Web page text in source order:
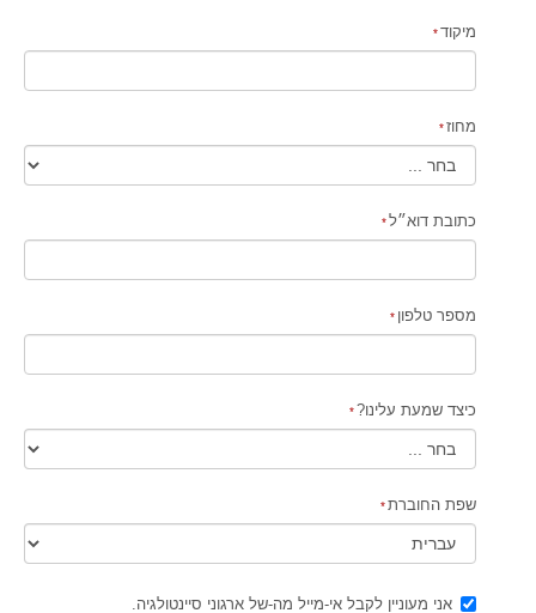
מיקוד
מחוז
כתובת דוא״ל
מספר טלפון
כיצד שמעת עלינו?
שפת החוברת
אני מעוניין לקבל אי-מייל מה-של ארגוני סיינטולגיה.